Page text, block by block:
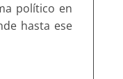
político en
hasta ese